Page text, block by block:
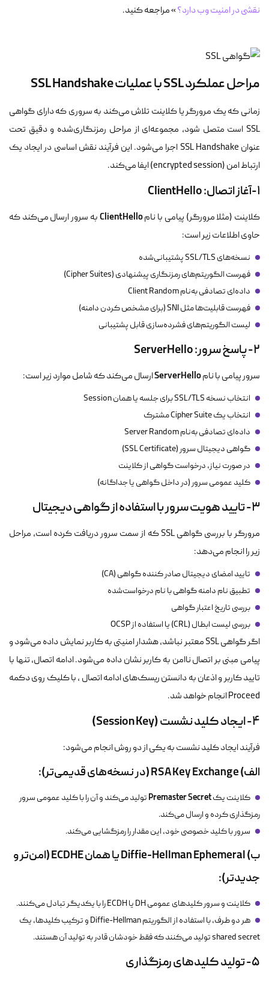
نقشی در امنیت وب دارد؟» مراجعه کنید.
مراحل عملکرد SSL با عملیات SSL Handshake
زمانی که یک مرورگر یا کلاینت تلاش می‌کند به سروری که دارای گواهی
SSL است متصل شود، مجموعه‌ای از مراحل رمزنگاری‌شده و دقیق تحت
عنوان SSL Handshake اجرا می‌شود. این فرآیند نقش اساسی در ایجاد یک
ارتباط امن (encrypted session) ایفا می‌کند.
۱-آغاز اتصال: ClientHello
کلاینت (مثلا مرورگر) پیامی با نامClientHelloبه سرور ارسال می‌کند که
حاوی اطلاعات زیر است:
نسخه‌های SSL/TLS پشتیبانی‌شده
فهرست الگوریتم‌های رمزنگاری پیشنهادی (Cipher Suites)
داده‌ای تصادفی به‌نام Client Random
فهرست قابلیت‌ها مثل SNI (برای مشخص کردن دامنه)
لیست الگوریتم‌های فشرده‌سازی قابل پشتیبانی
۲- پاسخ سرور: ServerHello
سرور پیامی با نامServerHelloارسال می‌کند که شامل موارد زیر است:
انتخاب نسخه SSL/TLS برای جلسه یا همان Session
انتخاب یک Cipher Suite مشترک
داده‌ای تصادفی به‌نام Server Random
گواهی دیجیتال سرور (SSL Certificate)
در صورت نیاز، درخواست گواهی از کلاینت
کلید عمومی سرور (در داخل گواهی یا جداگانه)
۳- تایید هویت سرور با استفاده از گواهی دیجیتال
مرورگر با بررسی گواهی SSL که از سمت سرور دریافت کرده است، مراحل
زیر را انجام می‌دهد:
تایید امضای دیجیتال صادر کننده گواهی (CA)
تطبیق نام دامنه گواهی با نام درخواست‌شده
بررسی تاریخ اعتبار گواهی
بررسی لیست ابطال (CRL) یا استفاده از OCSP
اگر گواهی SSL معتبر نباشد، هشدار امنیتی به کاربر نمایش داده می‌شود و
پیامی مبنی بر اتصال ناامن به کاربر نشان داده می‌شود. ادامه اتصال، تنها با
تایید کاربر و اذعان به دانستن ریسک‌های ادامه اتصال ، با کلیک روی دکمه
Proceed انجام خواهد شد.
۴- ایجاد کلید نشست (Session Key)
فرآیند ایجاد کلید نشست به یکی از دو روش انجام می‌شود:
الف) RSA Key Exchange (در نسخه‌های قدیمی‌تر):
کلاینت یکPremaster Secret تولید می‌کند و آن را با کلید عمومی سرور
رمزگذاری کرده و ارسال می‌کند.
سرور با کلید خصوصی خود، این مقدار را رمزگشایی می‌کند.
ب) Diffie-Hellman Ephemeral یا همان ECDHE (امن‌تر و
جدیدتر):
کلاینت و سرور کلیدهای عمومی DH یا ECDH را با یکدیگر تبادل می‌کنند.
هر دو طرف، با استفاده از الگوریتم Diffie-Hellman و ترکیب کلیدها، یک
shared secret تولید می‌کنند که فقط خودشان قادر به تولید آن هستند.
۵- تولید کلیدهای رمزگذاری